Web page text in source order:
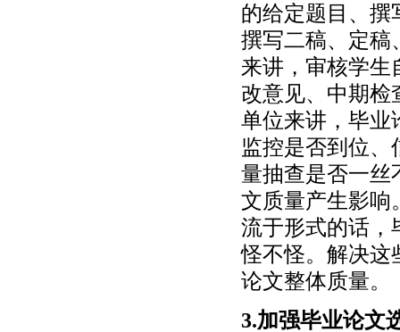
的给定题目、撰
撰写二稿、定稿
来讲，审核学生
改意见、中期检
单位来讲，毕业
监控是否到位
量抽查是否一丝
文质量产生影响
流于形式的话，
怪不怪。解决这
论文整体质量。
3.加强毕业论文